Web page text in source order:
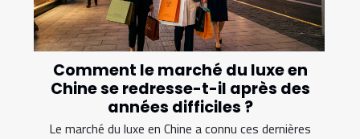
Comment le marché du luxe en
Chine se redresse-t-il après des
années difficiles ?
Le marché du luxe en Chine a connu ces dernières